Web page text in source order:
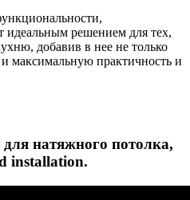
идеальным решением для тех,
добавив в нее не только
максимальную практичность и
натяжного потолка,
installation.